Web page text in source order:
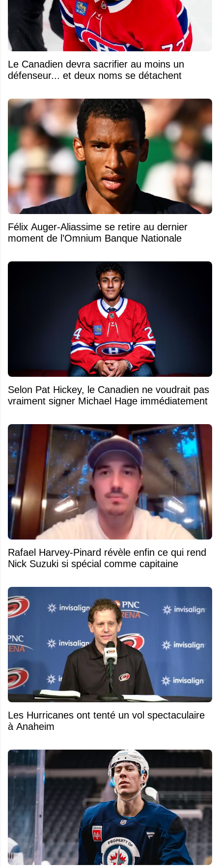
Le Canadien devra sacrifier au moins un
défenseur... et deux noms se détachent
Félix Auger-Aliassime se retire au dernier
moment de l’Omnium Banque Nationale
Selon Pat Hickey, le Canadien ne voudrait pas
vraiment signer Michael Hage immédiatement
Rafael Harvey-Pinard révèle enfin ce qui rend
Nick Suzuki si spécial comme capitaine
Les Hurricanes ont tenté un vol spectaculaire
à Anaheim